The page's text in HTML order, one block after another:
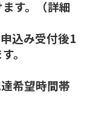
す。（詳細
込み受付後1
。
希望時間帯